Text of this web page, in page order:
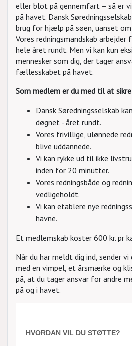
eller blot på gennemfart – så er
på havet. Dansk
brug for hjælp på søen, uanset
Vores redningsmandskab
hele året rundt. Men vi kan kun
mennesker som dig, der tager
fællesskabet på havet.
Som medlem er du med til at
Dansk Søredningsselskab
døgnet - året rundt.
Vores frivillige, ulønnede
blive uddannede.
Vi kan rykke ud til ikke
inden for 20 minutter.
Vores redningsbåde og
vedligeholdt.
Vi kan etablere nye
havne.
Et medlemskab koster 600 kr. pr
Når du har meldt dig ind, sender vi
med en vimpel, et årsmærke og
på, at du tager ansvar for andre
på og i havet.